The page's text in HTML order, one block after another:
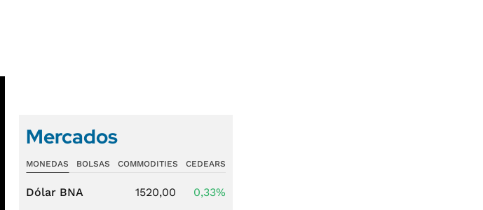
Mercados
MONEDAS BOLSAS COMMODITIES CEDEARS
Dólar BNA 1520,00
0,33%